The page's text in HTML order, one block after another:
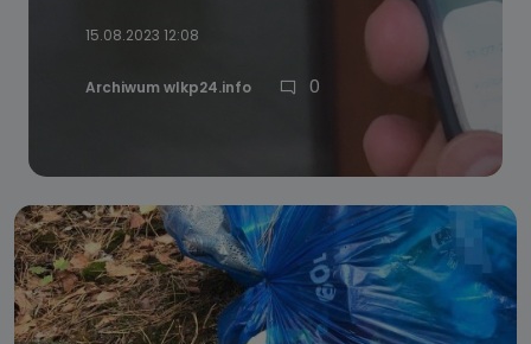
15.08.2023 12:08
Archiwum wlkp24.info 0